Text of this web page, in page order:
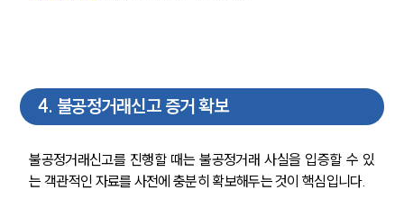
4. 불공정거래신고 증거 확보
불공정거래신고를 진행할 때는 불공정거래 사실을 입증할 수 있
는 객관적인 자료를 사전에 충분히 확보해두는 것이 핵심입니다.